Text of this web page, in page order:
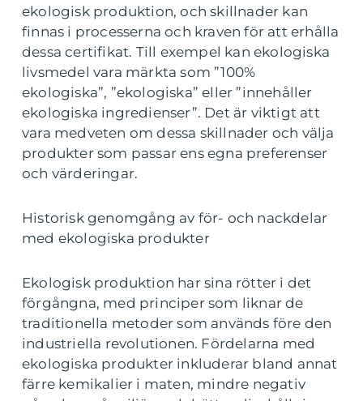
ekologisk produktion, och skillnader kan
finnas i processerna och kraven för att erhålla
dessa certifikat. Till exempel kan ekologiska
livsmedel vara märkta som ”100%
ekologiska”, ”ekologiska” eller ”innehåller
ekologiska ingredienser”. Det är viktigt att
vara medveten om dessa skillnader och välja
produkter som passar ens egna preferenser
och värderingar.
Historisk genomgång av för- och nackdelar
med ekologiska produkter
Ekologisk produktion har sina rötter i det
förgångna, med principer som liknar de
traditionella metoder som används före den
industriella revolutionen. Fördelarna med
ekologiska produkter inkluderar bland annat
färre kemikalier i maten, mindre negativ